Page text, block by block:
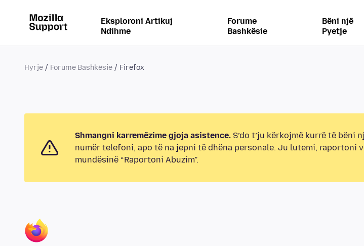
Eksploroni Artikuj
Ndihme
Forume
Bashkësie
Bëni një
Pyetje
Hyrje Forume Bashkësie Firefox
Shmangni karremëzime gjoja asistence. S’do t’ju kërkojmë kurrë të
numër telefoni, apo të na jepni të dhëna personale. Ju lutemi, raportoni
mundësinë “Raportoni Abuzim”.